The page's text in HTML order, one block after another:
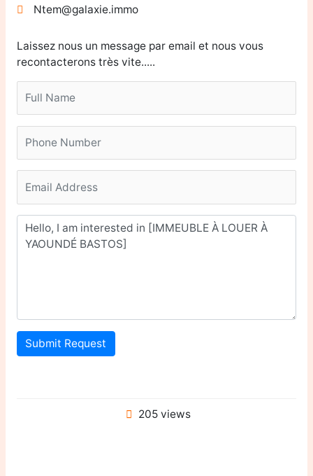
Ntem@galaxie.immo
Laissez nous un message par email et nous vous
recontacterons très vite.....
Submit Request
205 views